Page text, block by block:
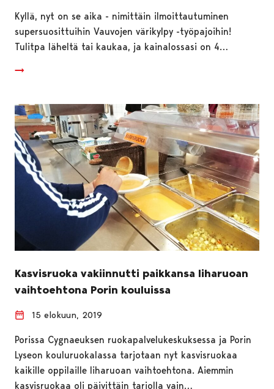
Kyllä, nyt on se aika - nimittäin ilmoittautuminen
supersuosittuihin Vauvojen värikylpy -työpajoihin!
Tulitpa läheltä tai kaukaa, ja kainalossasi on 4…
Kasvisruoka vakiinnutti paikkansa liharuoan
vaihtoehtona Porin kouluissa
15 elokuun, 2019
Porissa Cygnaeuksen ruokapalvelukeskuksessa ja Porin
Lyseon kouluruokalassa tarjotaan nyt kasvisruokaa
kaikille oppilaille liharuoan vaihtoehtona. Aiemmin
kasvisruokaa oli päivittäin tarjolla vain…